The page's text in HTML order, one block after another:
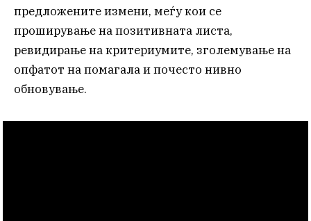
предложените измени, меѓу кои се
проширување на позитивната листа,
ревидирање на критериумите, зголемување на
опфатот на помагала и почесто нивно
обновување.